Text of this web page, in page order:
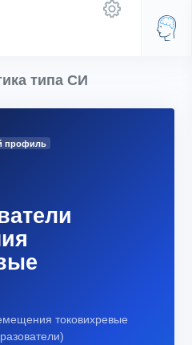
типа СИ
профиль
токовихревые